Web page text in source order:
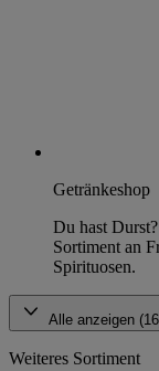
Getränkeshop
Du hast
Sortiment an
Spirituosen.
Alle anzeigen
Weiteres Sortiment